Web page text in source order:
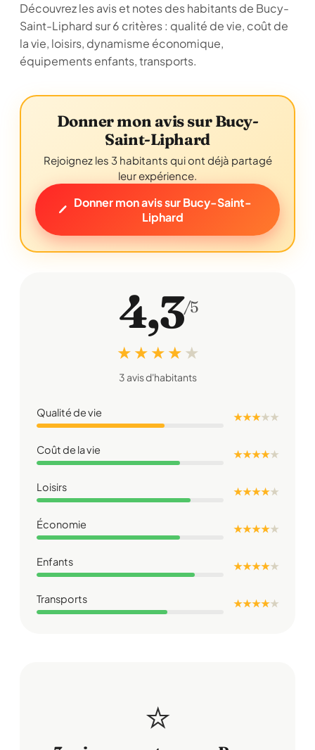
Découvrez les avis et notes des habitants de Bucy-
Saint-Liphard sur 6 critères : qualité de vie, coût de
la vie, loisirs, dynamisme économique,
équipements enfants, transports.
Donner mon avis sur Bucy-
Saint-Liphard
Rejoignez les 3 habitants qui ont déjà partagé
leur expérience.
Donner mon avis sur Bucy-Saint-
Liphard
4,3/5
★ ★ ★ ★ ★
3 avis d'habitants
Qualité de vie ★ ★ ★★★
Coût de la vie ★ ★ ★ ★★
Loisirs ★ ★ ★ ★★
Économie ★ ★ ★ ★★
Enfants ★ ★ ★ ★★
Transports ★ ★ ★ ★★
⭐